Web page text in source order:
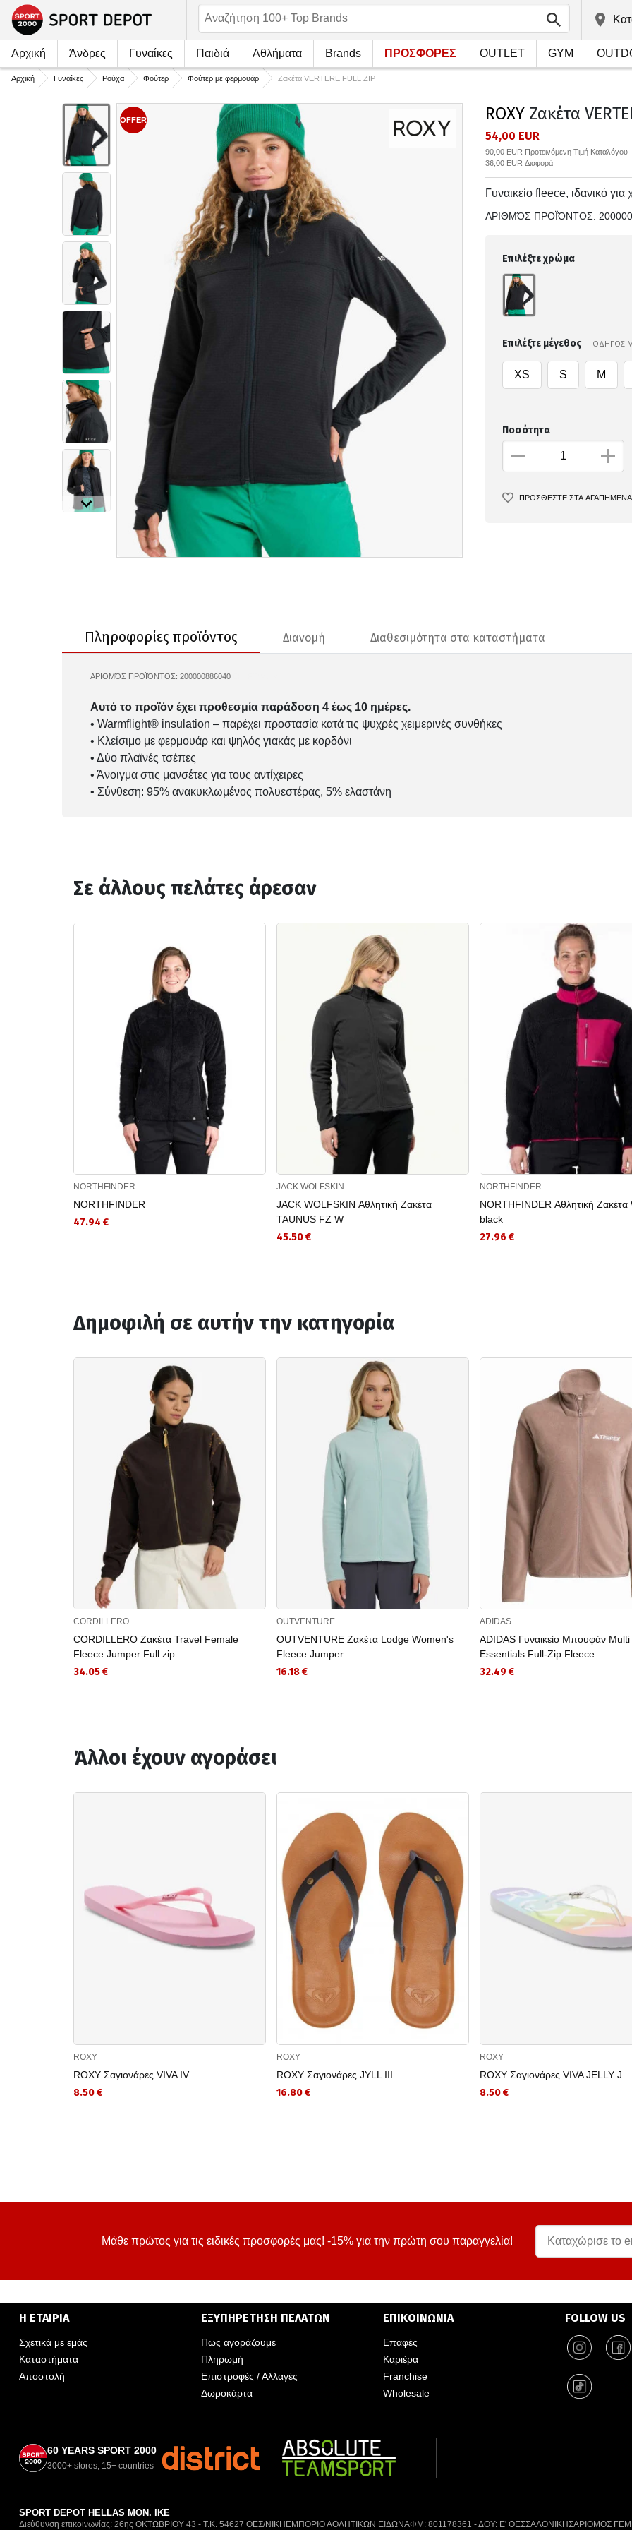
Αρχική Άνδρες Γυναίκες Παιδιά Αθλήματα Brands ΠΡΟΣΦΟΡΕΣ OUTLET GYM
Αρχική Γυναίκες Ρούχα Φούτερ Φούτερ με φερμουάρ Ζακέτα VERTERE FULL ZIP
OFFER ROXY Ζακέτα
54,00 EUR
90,00 EUR Προτεινόμενη Τιμή Καταλόγου
36,00 EUR Διαφορά
Γυναικείο fleece, ιδανικό για
ΑΡΙΘΜΌΣ ΠΡΟΪΌΝΤΟΣ:
Επιλέξτε χρώμα
Επιλέξτε μέγεθος ΟΔΗΓΟΣ
XS S M
Ποσότητα
ΠΡΟΣΘΕΣΤΕ ΣΤΑ ΑΓΑΠΗΜΕΝΑ
Πληροφορίες προϊόντος Διανομή Διαθεσιμότητα στα καταστήματα
ΑΡΙΘΜΌΣ ΠΡΟΪΌΝΤΟΣ: 200000886040
Αυτό το προϊόν έχει προθεσμία παράδοση 4 έως 10 ημέρες.
• Warmflight® insulation – παρέχει προστασία κατά τις ψυχρές χειμερινές συνθήκες
• Κλείσιμο με φερμουάρ και ψηλός γιακάς με κορδόνι
• Δύο πλαϊνές τσέπες
• Άνοιγμα στις μανσέτες για τους αντίχειρες
• Σύνθεση: 95% ανακυκλωμένος πολυεστέρας, 5% ελαστάνη
Σε άλλους πελάτες άρεσαν
NORTHFINDER
NORTHFINDER
47.94 €
JACK WOLFSKIN
JACK WOLFSKIN Αθλητική Ζακέτα
TAUNUS FZ W
45.50 €
NORTHFINDER
NORTHFINDER Αθλητική Ζακέτα
black
27.96 €
Δημοφιλή σε αυτήν την κατηγορία
CORDILLERO
CORDILLERO Ζακέτα Travel Female
Fleece Jumper Full zip
34.05 €
OUTVENTURE
OUTVENTURE Ζακέτα Lodge Women's
Fleece Jumper
16.18 €
ADIDAS
ADIDAS Γυναικείο Μπουφάν Multi
Essentials Full-Zip Fleece
32.49 €
Άλλοι έχουν αγοράσει
ROXY
ROXY Σαγιονάρες VIVA IV
8.50 €
ROXY
ROXY Σαγιονάρες JYLL III
16.80 €
ROXY
ROXY Σαγιονάρες VIVA JELLY J
8.50 €
Μάθε πρώτος για τις ειδικές προσφορές μας! -15% για την πρώτη σου παραγγελία!
Η ΕΤΑΙΡΙΑ
Σχετικά με εμάς
Καταστήματα
Αποστολή
ΕΞΥΠΗΡΕΤΗΣΗ ΠΕΛΑΤΩΝ
Πως αγοράζουμε
Πληρωμή
Επιστροφές / Αλλαγές
Δωροκάρτα
ΕΠΙΚΟΙΝΩΝΙΑ
Επαφές
Καριέρα
Franchise
Wholesale
FOLLOW US
60 YEARS SPORT 2000
3000+ stores, 15+ countries
SPORT DEPOT HELLAS ΜΟΝ. ΙΚΕ
Διεύθυνση επικοινωνίας: 26ης ΟΚΤΩΒΡΙΟΥ 43 - Τ.Κ. 54627 ΘΕΣ/ΝΙΚΗΕΜΠΟΡΙΟ ΑΘΛΗΤΙΚΩΝ ΕΙΔΩΝΑΦΜ: 801178361 - ΔΟΥ: Ε' ΘΕΣΣΑΛΟΝΙΚΗΣΑΡΙΘΜΟΣ